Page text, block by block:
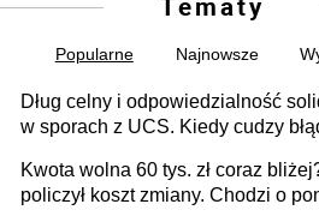
Popularne Najnowsze
Dług celny i odpowiedzialność
w sporach z UCS. Kiedy cudzy
Kwota wolna 60 tys. zł coraz
policzył koszt zmiany. Chodzi o